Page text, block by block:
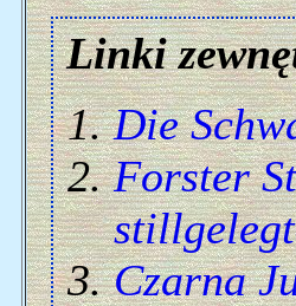
Linki
Die
Forster
Czarna